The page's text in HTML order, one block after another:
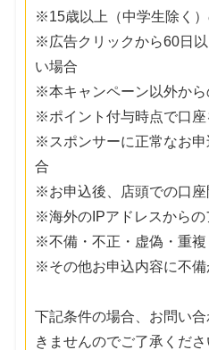
※15歳以上（中学生除く
※広告クリックから60日
い場合
※本キャンペーン以外から
※ポイント付与時点で口
※スポンサーに正常なお
合
※お申込後、店頭での口
※海外のIPアドレスからの
※不備・不正・虚偽・重
※その他お申込内容に不備
下記条件の場合、お問い
きませんのでご了承くださ